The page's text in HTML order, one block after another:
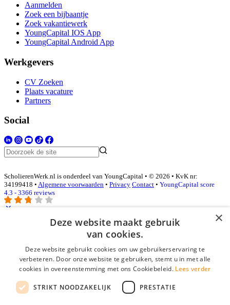
Aanmelden
Zoek een bijbaantje
Zoek vakantiewerk
YoungCapital IOS App
YoungCapital Android App
Werkgevers
CV Zoeken
Plaats vacature
Partners
Social
ScholierenWerk.nl is onderdeel van YoungCapital • © 2026 • KvK nr:
34199418 • Algemene voorwaarden • Privacy Contact • YoungCapital score
4.3 - 3366 reviews
Inloggen als bedrijf
E-mail*
Wachtwoord
login gegevens onthouden
×
Deze website maakt gebruik
van cookies.
Deze website gebruikt cookies om uw gebruikerservaring te
verbeteren. Door onze website te gebruiken, stemt u in met alle
cookies in overeenstemming met ons Cookiebeleid. Lees verder
STRIKT NOODZAKELIJK PRESTATIE